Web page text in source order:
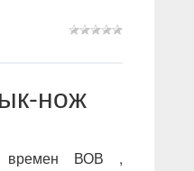
нож
времен ВОВ ,